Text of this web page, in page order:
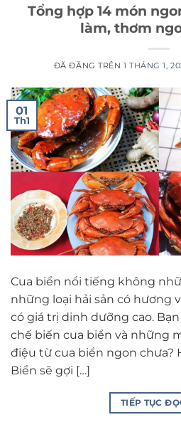
Tổng hợp 14 món
làm, thơm
ĐÃ ĐĂNG TRÊN 1 THÁNG 1,
01
Th1
Cua biển nổi tiếng không
những loại hải sản có hương
có giá trị dinh dưỡng cao.
chế biến cua biển và những
điệu từ cua biển ngon chưa?
Biển sẽ gợi […]
TIẾP TỤC